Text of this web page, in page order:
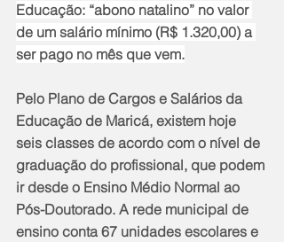
Educação: “abono natalino” no valor
de um salário mínimo (R$ 1.320,00) a
ser pago no mês que vem.
Pelo Plano de Cargos e Salários da
Educação de Maricá, existem hoje
seis classes de acordo com o nível de
graduação do profissional, que podem
ir desde o Ensino Médio Normal ao
Pós-Doutorado. A rede municipal de
ensino conta 67 unidades escolares e